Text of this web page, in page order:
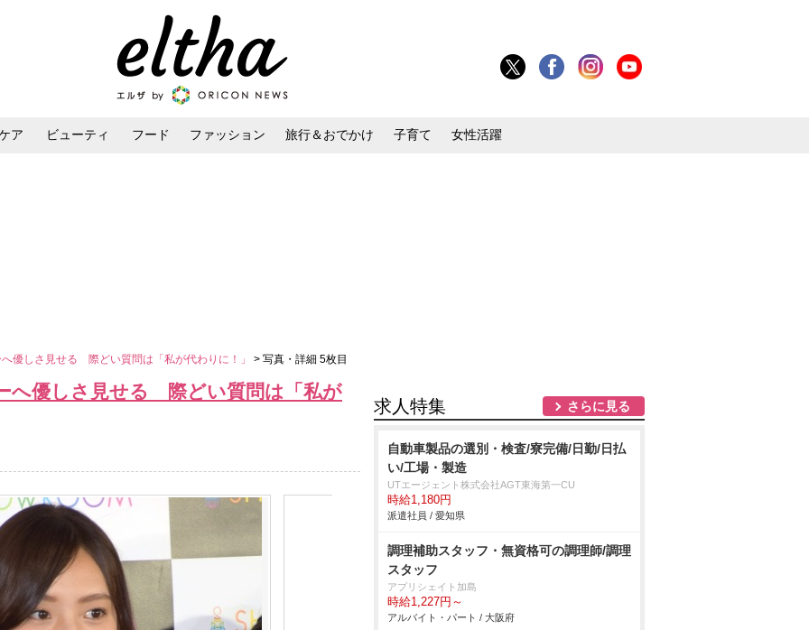
ア ビューティ フード ファッション 旅行＆おでかけ 子育て 女性活躍
優しさ見せる 際どい質問は「私が代わりに！」 > 写真・詳細 5枚目
へ優しさ見せる 際どい質問は「私が
求人特集 さらに見る
自動車製品の選別・検査/寮完備/日勤/日払
い/工場・製造
UTエージェント株式会社AGT東海第一CU
時給1,180円
派遣社員 / 愛知県
調理補助スタッフ・無資格可の調理師/調理
スタッフ
アプリシェイト加島
時給1,227円～
アルバイト・パート / 大阪府